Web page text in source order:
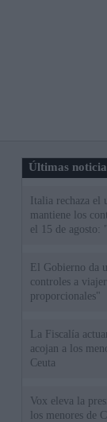
Últimas
Italia rechaza
mantiene los
el 15 de agosto:
El Gobierno da
controles a
proporcionales"
La Fiscalía
acojan a los
Ceuta
Vox eleva la
los menores de